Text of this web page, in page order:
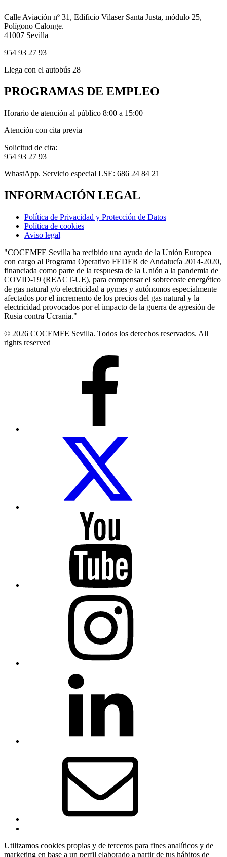
Calle Aviación nº 31, Edificio Vilaser Santa Justa, módulo 25,
Polígono Calonge.
41007 Sevilla
954 93 27 93
Llega con el autobús 28
PROGRAMAS DE EMPLEO
Horario de atención al público 8:00 a 15:00
Atención con cita previa
Solicitud de cita:
954 93 27 93
WhastApp. Servicio especial LSE: 686 24 84 21
INFORMACIÓN LEGAL
Política de Privacidad y Protección de Datos
Política de cookies
Aviso legal
"COCEMFE Sevilla ha recibido una ayuda de la Unión Europea
con cargo al Programa Operativo FEDER de Andalucía 2014-2020,
financiada como parte de la respuesta de la Unión a la pandemia de
COVID-19 (REACT-UE), para compensar el sobrecoste energético
de gas natural y/o electricidad a pymes y autónomos especialmente
afectados por el incremento de los precios del gas natural y la
electricidad provocados por el impacto de la guerra de agresión de
Rusia contra Ucrania."
© 2026 COCEMFE Sevilla. Todos los derechos reservados. All
rights reserved
COCEMFE
top
↑
Utilizamos cookies propias y de terceros para fines analíticos y de
marketing en base a un perfil elaborado a partir de tus hábitos de